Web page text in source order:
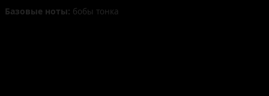
Базовые ноты: бобы тонка